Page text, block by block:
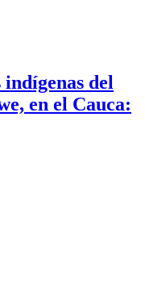
del
en el Cauca: